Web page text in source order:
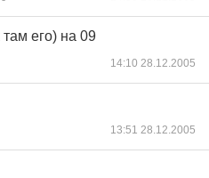
его) на 09
14:10 28.12.2005
13:51 28.12.2005